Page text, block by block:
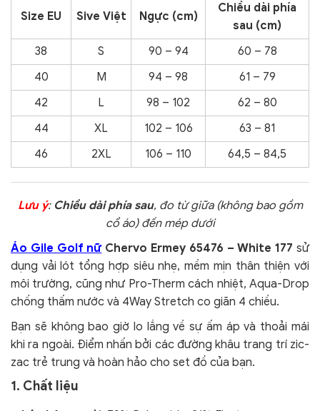
Size EU Sive Việt Ngực (cm)
Chiều dài phía
sau (cm)
38
S 90 – 94
60 – 78
40
M 94 – 98
61 – 79
42
L 98 – 102
62 – 80
44
XL 102 – 106
63 – 81
46
2XL 106 – 110 64,5 – 84,5
Lưu ý: Chiều dài phía sau, đo từ giữa (không bao gồm
cổ áo) đến mép dưới
Áo Gile Golf nữ Chervo Ermey 65476 – White 177sử
dụng vải lót tổng hợp siêu nhẹ, mềm mịn thân thiện với
môi trường, cũng như Pro-Therm cách nhiệt, Aqua-Drop
chống thấm nước và 4Way Stretch co giãn 4 chiều.
Bạn sẽ không bao giờ lo lắng về sự ấm áp và thoải mái
khi ra ngoài. Điểm nhấn bởi các đường khâu trang trí zic-
zac trẻ trung và hoàn hảo cho set đồ của bạn.
1. Chất liệu